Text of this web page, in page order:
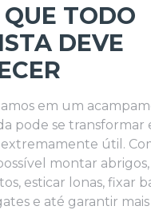
TODO
DEVE
em um
pode se transformar
útil.
montar
esticar lonas, fixar
e até garantir mais